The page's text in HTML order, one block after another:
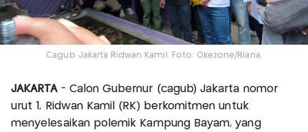
Cagub Jakarta Ridwan Kamil. Foto: Okezone/Riana.
JAKARTA - Calon Gubernur (cagub) Jakarta nomor
urut 1, Ridwan Kamil (RK) berkomitmen untuk
menyelesaikan polemik Kampung Bayam, yang